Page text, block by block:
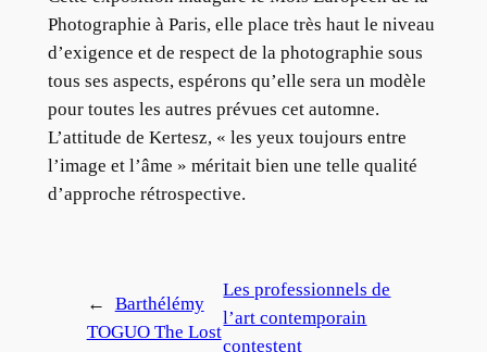
Photographie à Paris, elle place très haut le niveau
d’exigence et de respect de la photographie sous
tous ses aspects, espérons qu’elle sera un modèle
pour toutes les autres prévues cet automne.
L’attitude de Kertesz, « les yeux toujours entre
l’image et l’âme » méritait bien une telle qualité
d’approche rétrospective.
←
Barthélémy
TOGUO The Lost
Les professionnels de
l’art contemporain
contestent